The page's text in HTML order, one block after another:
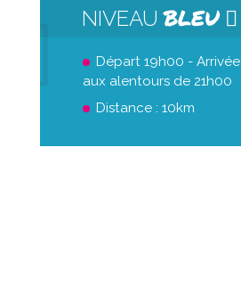
NIVEAUBLEU
Départ 19h00 - Arrivée
aux alentours de 21h00
Distance : 10km